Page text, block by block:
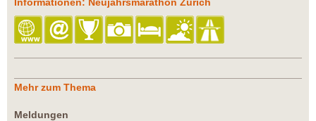
Mehr zum Thema
Meldungen